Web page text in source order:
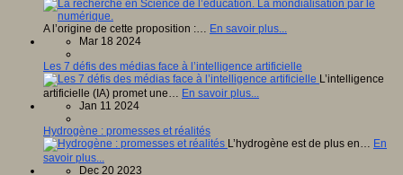
A l’origine de cette proposition :… En savoir plus...
Mar 18 2024
Les 7 défis des médias face à l’intelligence artificielle
L’intelligence
artificielle (IA) promet une… En savoir plus...
Jan 11 2024
Hydrogène : promesses et réalités
L’hydrogène est de plus en… En
savoir plus...
Dec 20 2023